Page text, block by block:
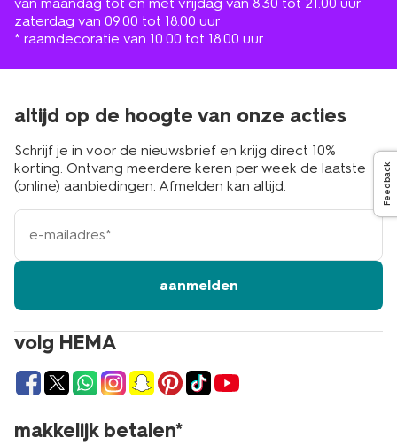
zaterdag van 09.00 tot 18.00 uur
* raamdecoratie van 10.00 tot 18.00 uur
volg HEMA
makkelijk betalen*
altijd op de hoogte van onze acties
Schrijf je in voor de nieuwsbrief en krijg direct 10%
korting. Ontvang meerdere keren per week de laatste
(online) aanbiedingen. Afmelden kan altijd.
e-
mailadres
aanmelden
Feedback